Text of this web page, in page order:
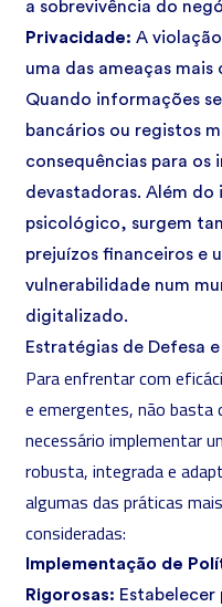
a sobrevivência do
Privacidade: A
uma das ameaças
Quando informações
bancários ou registos
consequências para os
devastadoras. Além
psicológico, surgem
prejuízos financeiros e
vulnerabilidade num
digitalizado.
Estratégias de Defesa
Para enfrentar com
e emergentes, não basta
necessário implementar
robusta, integrada e
algumas das práticas
consideradas:
Implementação de
Rigorosas: